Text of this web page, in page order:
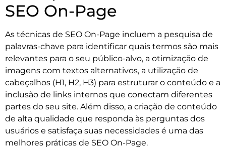
SEO On-Page
As técnicas de SEO On-Page incluem a pesquisa de
palavras-chave para identificar quais termos são mais
relevantes para o seu público-alvo, a otimização de
imagens com textos alternativos, a utilização de
cabeçalhos (H1, H2, H3) para estruturar o conteúdo e a
inclusão de links internos que conectam diferentes
partes do seu site. Além disso, a criação de conteúdo
de alta qualidade que responda às perguntas dos
usuários e satisfaça suas necessidades é uma das
melhores práticas de SEO On-Page.